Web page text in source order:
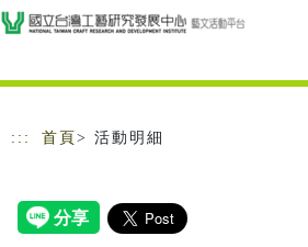
跳到主要內容
網站導覽
::: 首頁 > 活動明細